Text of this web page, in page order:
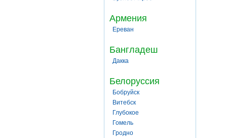
Армения
Ереван
Бангладеш
Дакка
Белоруссия
Бобруйск
Витебск
Глубокое
Гомель
Гродно